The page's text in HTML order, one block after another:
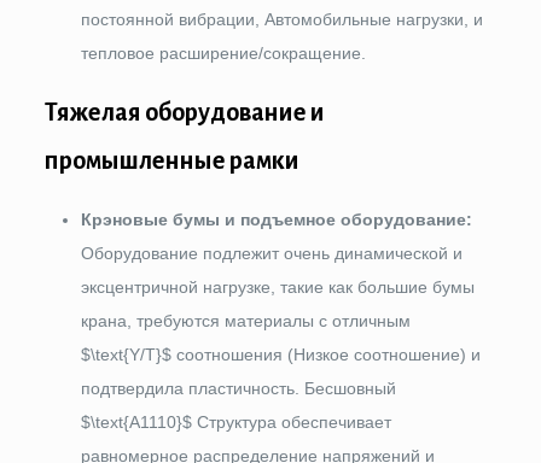
постоянной вибрации, Автомобильные нагрузки, и
тепловое расширение/сокращение.
Тяжелая оборудование и
промышленные рамки
Крэновые бумы и подъемное оборудование:
Оборудование подлежит очень динамической и
эксцентричной нагрузке, такие как большие бумы
крана, требуются материалы с отличным
$\text{Y/T}$соотношения (Низкое соотношение) и
подтвердила пластичность. Бесшовный
$\text{A1110}$Структура обеспечивает
равномерное распределение напряжений и